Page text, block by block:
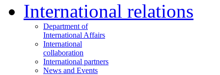
International relations
Department of
International Affairs
International
collaboration
International partners
News and Events